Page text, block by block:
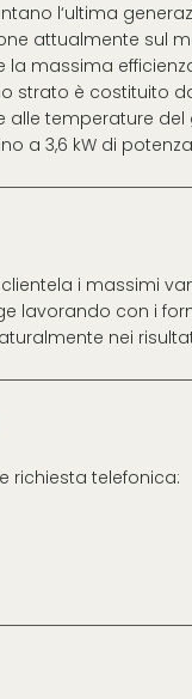
l‘ultima
attualmente sul
massima
strato è costituito
temperature del
a 3,6 kW di
clientela i massimi
lavorando con i
nei
richiesta telefonica: